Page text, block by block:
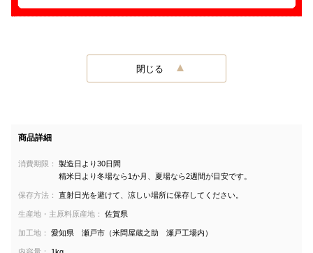
閉じる
商品詳細
消費期限：
製造日より30日間
精米日より冬場なら1か月、夏場なら2週間が目安です。
保存方法： 直射日光を避けて、涼しい場所に保存してください。
生産地・主原料原産地： 佐賀県
加工地： 愛知県 瀬戸市（米問屋蔵之助 瀬戸工場内）